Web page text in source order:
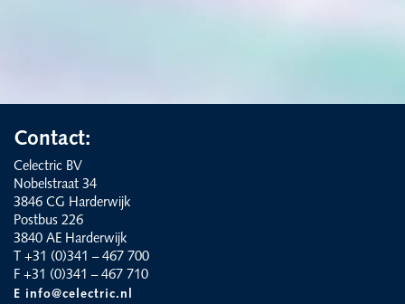
Contact:
Celectric BV
Nobelstraat 34
3846 CG Harderwijk
Postbus 226
3840 AE Harderwijk
T +31 (0)341 – 467 700
F +31 (0)341 – 467 710
E info@celectric.nl